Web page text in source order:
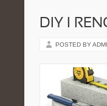
DIY I
POSTED BY